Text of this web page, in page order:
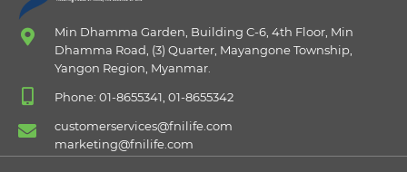
Min Dhamma Garden, Building C-6, 4th Floor, Min
Dhamma Road, (3) Quarter, Mayangone Township,
Yangon Region, Myanmar.
Phone: 01-8655341, 01-8655342
customerservices@fnilife.com
marketing@fnilife.com